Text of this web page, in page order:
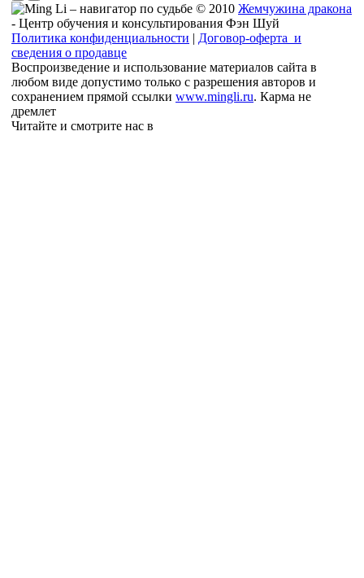
© 2010 Жемчужина дракона
- Центр обучения и консультирования Фэн Шуй
Политика конфиденциальности | Договор-оферта и
сведения о продавце
Воспроизведение и использование материалов сайта в
любом виде допустимо только с разрешения авторов и
сохранением прямой ссылки www.mingli.ru. Карма не
дремлет
Читайте и смотрите нас в